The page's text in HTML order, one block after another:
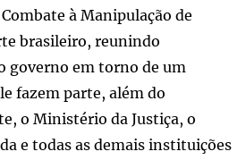
à Manipulação de
brasileiro, reunindo
governo em torno de um
fazem parte, além do
o Ministério da Justiça, o
e todas as demais instituições